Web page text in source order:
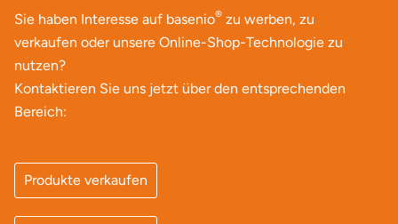
Sie haben Interesse auf basenio® zu werben, zu
verkaufen oder unsere Online-Shop-Technologie zu
nutzen?
Kontaktieren Sie uns jetzt über den entsprechenden
Bereich:
Produkte verkaufen